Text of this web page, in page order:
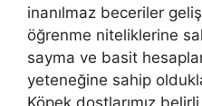
inanılmaz beceriler
öğrenme niteliklerine
sayma ve basit
yeteneğine sahip
Köpek dostlarımız